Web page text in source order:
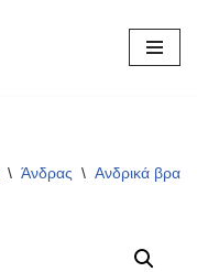
\ Άνδρας \ Ανδρικά